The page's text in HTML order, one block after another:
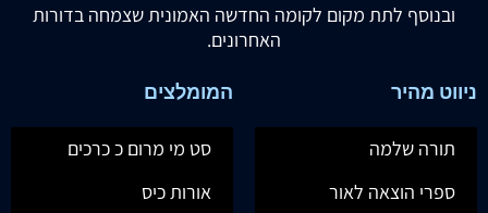
ובנוסף לתת מקום לקומה החדשה האמונית שצמחה בדורות
האחרונים.
ניווט מהיר
תורה שלמה
ספרי הוצאה לאור
המומלצים
סט מי מרום כ כרכים
אורות כיס